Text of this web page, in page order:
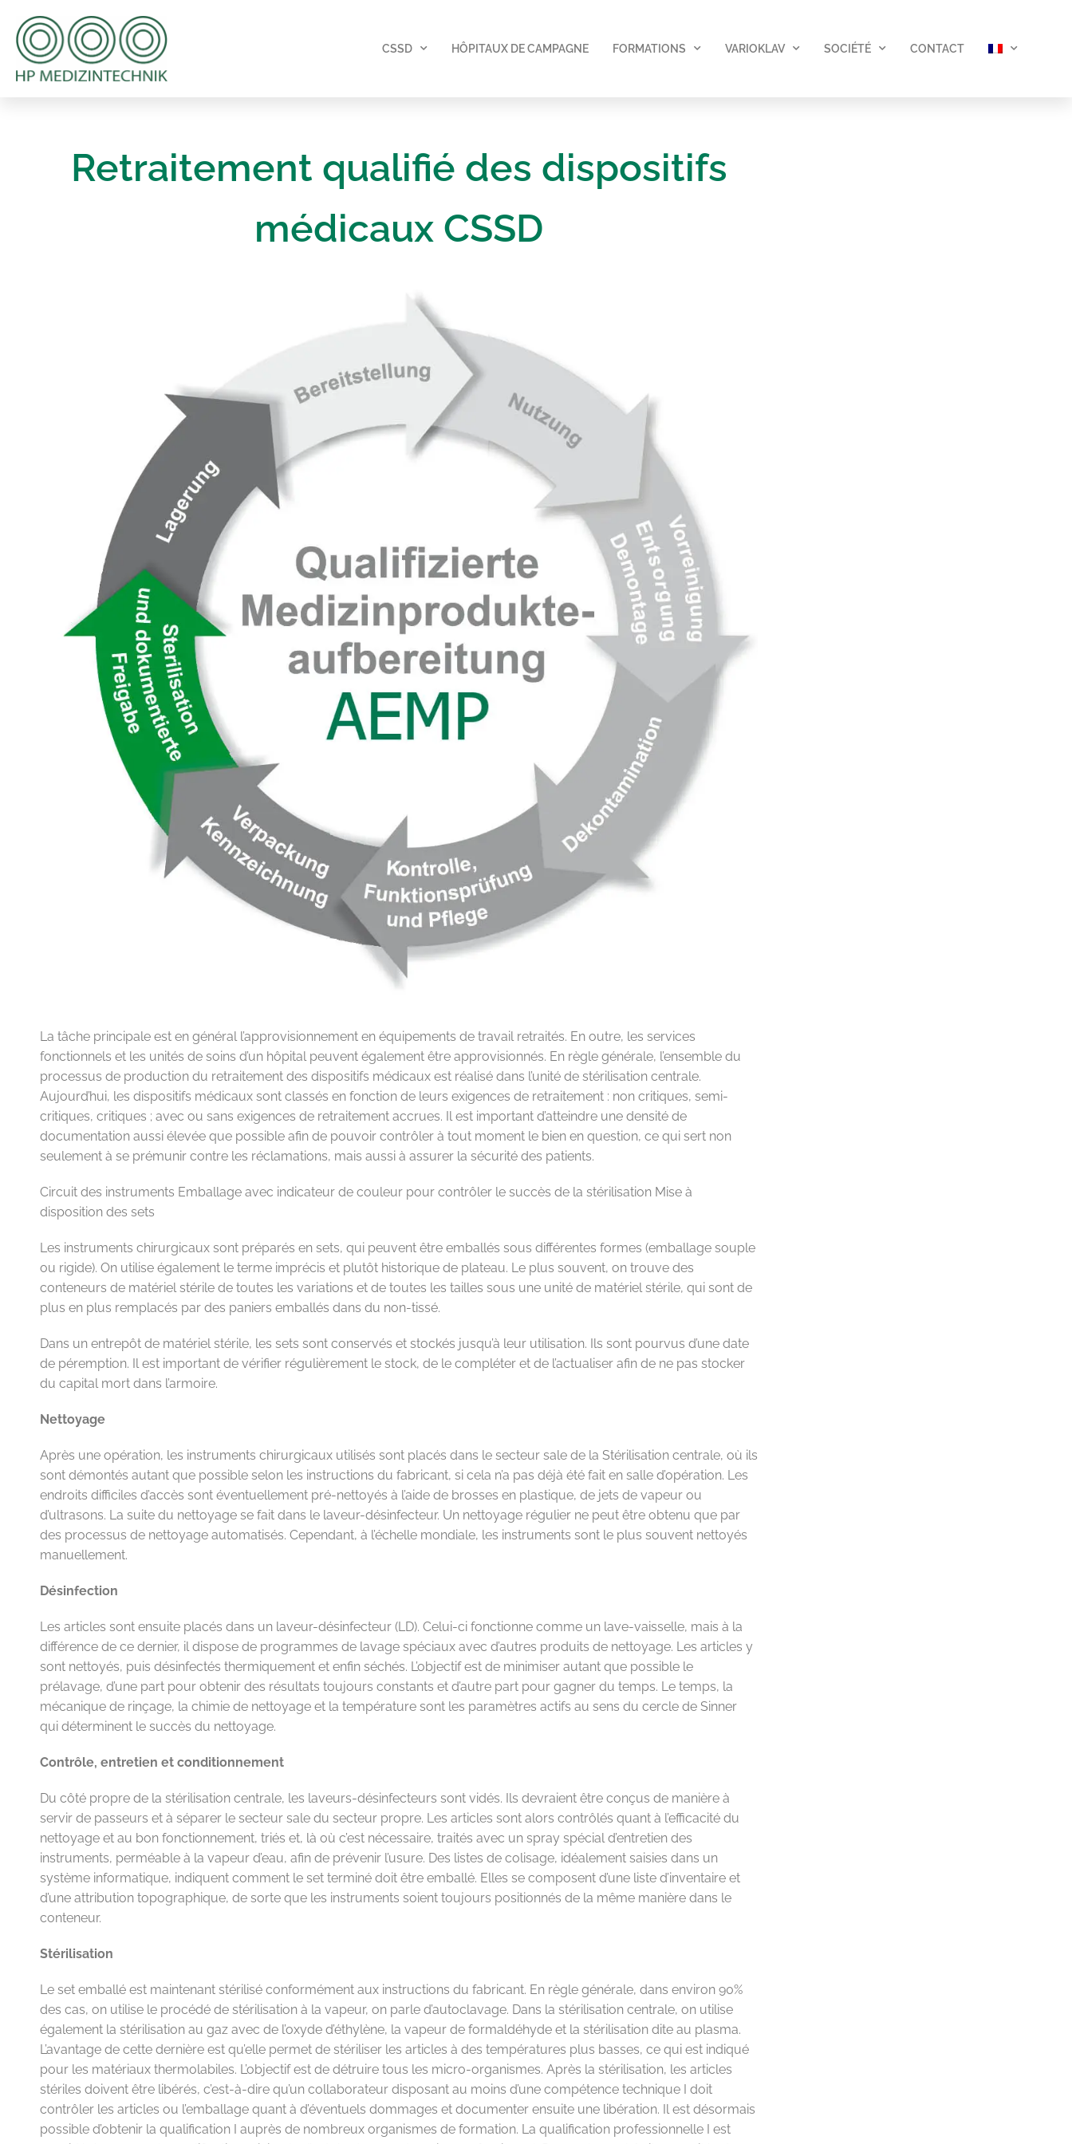
CSSD HÔPITAUX DE CAMPAGNE FORMATIONS VARIOKLAV SOCIÉTÉ CONTACT
Retraitement qualifié des dispositifs
médicaux CSSD
La tâche principale est en général l’approvisionnement en équipements de travail retraités. En outre, les services
fonctionnels et les unités de soins d’un hôpital peuvent également être approvisionnés. En règle générale, l’ensemble du
processus de production du retraitement des dispositifs médicaux est réalisé dans l’unité de stérilisation centrale.
Aujourd’hui, les dispositifs médicaux sont classés en fonction de leurs exigences de retraitement : non critiques, semi-
critiques, critiques ; avec ou sans exigences de retraitement accrues. Il est important d’atteindre une densité de
documentation aussi élevée que possible afin de pouvoir contrôler à tout moment le bien en question, ce qui sert non
seulement à se prémunir contre les réclamations, mais aussi à assurer la sécurité des patients.
Circuit des instruments Emballage avec indicateur de couleur pour contrôler le succès de la stérilisation Mise à
disposition des sets
Les instruments chirurgicaux sont préparés en sets, qui peuvent être emballés sous différentes formes (emballage souple
ou rigide). On utilise également le terme imprécis et plutôt historique de plateau. Le plus souvent, on trouve des
conteneurs de matériel stérile de toutes les variations et de toutes les tailles sous une unité de matériel stérile, qui sont de
plus en plus remplacés par des paniers emballés dans du non-tissé.
Dans un entrepôt de matériel stérile, les sets sont conservés et stockés jusqu’à leur utilisation. Ils sont pourvus d’une date
de péremption. Il est important de vérifier régulièrement le stock, de le compléter et de l’actualiser afin de ne pas stocker
du capital mort dans l’armoire.
Nettoyage
Après une opération, les instruments chirurgicaux utilisés sont placés dans le secteur sale de la Stérilisation centrale, où ils
sont démontés autant que possible selon les instructions du fabricant, si cela n’a pas déjà été fait en salle d’opération. Les
endroits difficiles d’accès sont éventuellement pré-nettoyés à l’aide de brosses en plastique, de jets de vapeur ou
d’ultrasons. La suite du nettoyage se fait dans le laveur-désinfecteur. Un nettoyage régulier ne peut être obtenu que par
des processus de nettoyage automatisés. Cependant, à l’échelle mondiale, les instruments sont le plus souvent nettoyés
manuellement.
Désinfection
Les articles sont ensuite placés dans un laveur-désinfecteur (LD). Celui-ci fonctionne comme un lave-vaisselle, mais à la
différence de ce dernier, il dispose de programmes de lavage spéciaux avec d’autres produits de nettoyage. Les articles y
sont nettoyés, puis désinfectés thermiquement et enfin séchés. L’objectif est de minimiser autant que possible le
prélavage, d’une part pour obtenir des résultats toujours constants et d’autre part pour gagner du temps. Le temps, la
mécanique de rinçage, la chimie de nettoyage et la température sont les paramètres actifs au sens du cercle de Sinner
qui déterminent le succès du nettoyage.
Contrôle, entretien et conditionnement
Du côté propre de la stérilisation centrale, les laveurs-désinfecteurs sont vidés. Ils devraient être conçus de manière à
servir de passeurs et à séparer le secteur sale du secteur propre. Les articles sont alors contrôlés quant à l’efficacité du
nettoyage et au bon fonctionnement, triés et, là où c’est nécessaire, traités avec un spray spécial d’entretien des
instruments, perméable à la vapeur d’eau, afin de prévenir l’usure. Des listes de colisage, idéalement saisies dans un
système informatique, indiquent comment le set terminé doit être emballé. Elles se composent d’une liste d’inventaire et
d’une attribution topographique, de sorte que les instruments soient toujours positionnés de la même manière dans le
conteneur.
Stérilisation
Le set emballé est maintenant stérilisé conformément aux instructions du fabricant. En règle générale, dans environ 90%
des cas, on utilise le procédé de stérilisation à la vapeur, on parle d’autoclavage. Dans la stérilisation centrale, on utilise
également la stérilisation au gaz avec de l’oxyde d’éthylène, la vapeur de formaldéhyde et la stérilisation dite au plasma.
L’avantage de cette dernière est qu’elle permet de stériliser les articles à des températures plus basses, ce qui est indiqué
pour les matériaux thermolabiles. L’objectif est de détruire tous les micro-organismes. Après la stérilisation, les articles
stériles doivent être libérés, c’est-à-dire qu’un collaborateur disposant au moins d’une compétence technique I doit
contrôler les articles ou l’emballage quant à d’éventuels dommages et documenter ensuite une libération. Il est désormais
possible d’obtenir la qualification I auprès de nombreux organismes de formation. La qualification professionnelle I est